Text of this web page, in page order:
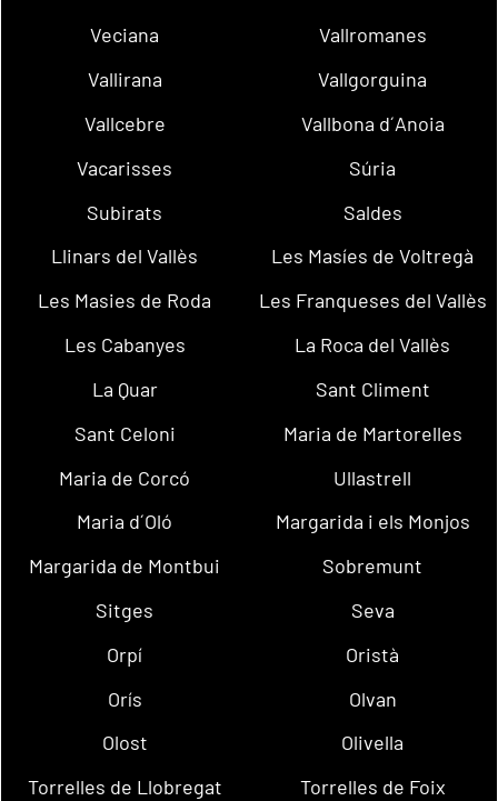
Veciana
Vallromanes
Vallirana
Vallgorguina
Vallcebre
Vallbona d´Anoia
Vacarisses
Súria
Subirats
Saldes
Llinars del Vallès
Les Masíes de Voltregà
Les Masies de Roda
Les Franqueses del Vallès
Les Cabanyes
La Roca del Vallès
La Quar
Sant Climent
Sant Celoni
Maria de Martorelles
Maria de Corcó
Ullastrell
Maria d´Oló
Margarida i els Monjos
Margarida de Montbui
Sobremunt
Sitges
Seva
Orpí
Oristà
Orís
Olvan
Olost
Olivella
Torrelles de Llobregat
Torrelles de Foix